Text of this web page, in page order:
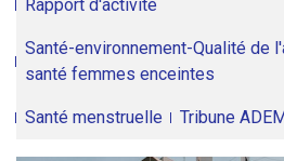
Rapport d'activité
Santé-environnement-Qualité de
santé femmes enceintes
Santé menstruelle Tribune